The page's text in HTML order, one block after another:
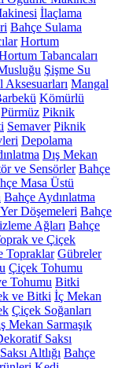
İlaçlama
Bahçe Sulama
Hortum
Tabancaları
Şişme Su
Aksesuarları Mangal
Kömürlü
Pürmüz Piknik
Semaver Piknik
Depolama
Dış Mekan
ve Sensörler Bahçe
Masa Üstü
Bahçe Aydınlatma
Döşemeleri Bahçe
Ağları Bahçe
ve Çiçek
Topraklar Gübreler
Çiçek Tohumu
Tohumu Bitki
ve Bitki İç Mekan
Çiçek Soğanları
Mekan Sarmaşık
Saksı
Saksı Altlığı Bahçe